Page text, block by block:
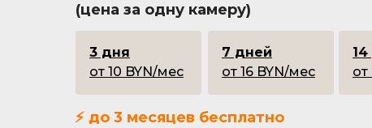
7 дней
от 16 BYN/мес
от
3 дня
от 10 BYN/мес
(цена за одну камеру)
⚡ до 3 месяцев бесплатно